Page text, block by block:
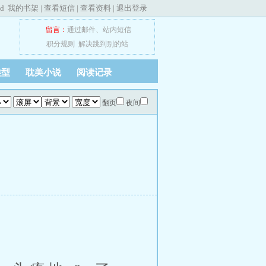
我的书架 | 查看短信 | 查看资料 | 退出登录
留言： 通过邮件、 站内短信
积分规则
解决跳到别的站
耽美小说 阅读记录
翻页 夜间